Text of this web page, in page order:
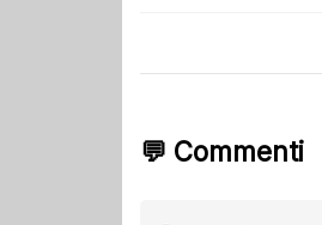
💬 Commenti